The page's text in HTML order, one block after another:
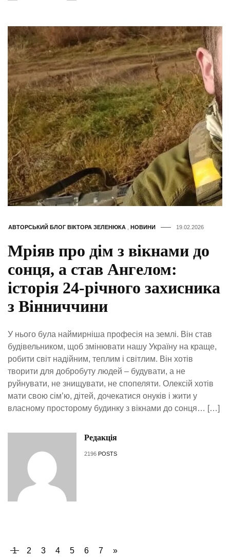
АВТОРСЬКИЙ БЛОГ ВІКТОРА ЗЕЛЕНЮКА НОВИНИ 19.02.2026
Мріяв про дім з вікнами до
сонця, а став Ангелом:
історія 24-річного захисника
з Вінниччини
У нього була наймирніша професія на землі. Він став
будівельником, щоб змінювати нашу Україну на краще,
робити світ надійним, теплим і світлим. Він хотів
творити для добробуту людей – будувати, а не
руйнувати, не знищувати, не спопеляти. Олексій хотів
мати свою сім’ю, дітей, дочекатися онуків і жити у
власному просторому будинку з вікнами до сонця… […]
Редакція
2196 POSTS
1 2 3 4 5 6 7 »